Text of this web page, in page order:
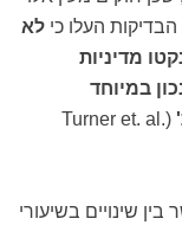
העלו כי לא
מדיניות
במיוחד
(Turner et. al.
שינויים בשיעורי